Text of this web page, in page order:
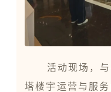
活动现场，
塔楼宇运营与服